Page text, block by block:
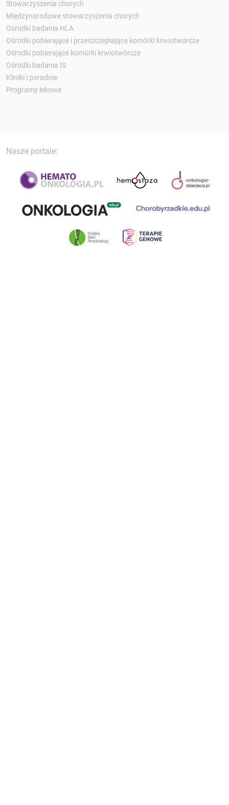
Stowarzyszenia chorych
Międzynarodowe stowarzyszenia chorych
Ośrodki badania HLA
Ośrodki pobierające i przeszczepiające komórki krwiotwórcze
Ośrodki pobierające komórki krwiotwórcze
Ośrodki badania IS
Kliniki i poradnie
Programy lekowe
Nasze portale: